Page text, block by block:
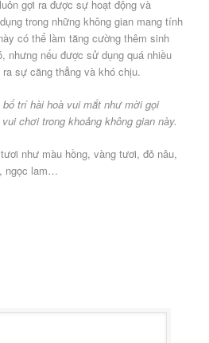
gợi ra được sự hoạt động và
trong những không gian mang tính
có thể làm tăng cường thêm sinh
nhưng nếu được sử dụng quá nhiều
sự căng thẳng và khó chịu.
trí hài hoà vui mắt như mời gọi
chơi trong khoảng không gian này.
như màu hồng, vàng tươi, đỏ nâu,
ngọc lam…